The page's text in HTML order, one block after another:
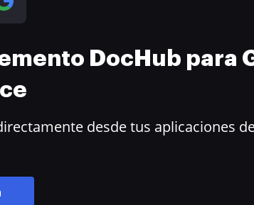
DocHub para
desde tus aplicaciones